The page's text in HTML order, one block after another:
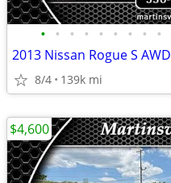
• • • • • • • • •
2013 Nissan Rogue S AWD
8/4 139k mi
$4,600